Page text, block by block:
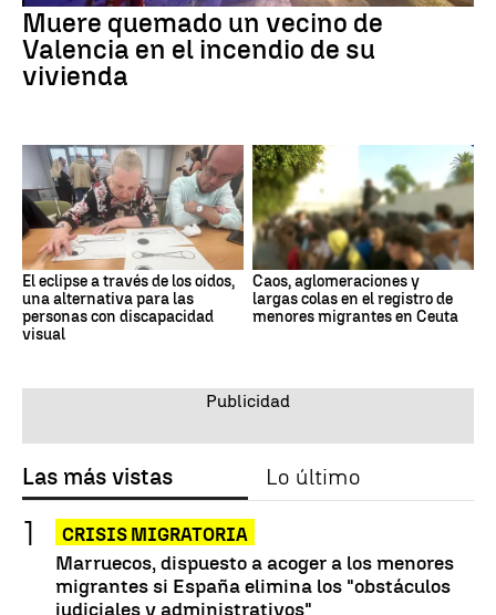
Muere quemado un vecino de
Valencia en el incendio de su
vivienda
El eclipse a través de los oídos,
una alternativa para las
personas con discapacidad
visual
Caos, aglomeraciones y
largas colas en el registro de
menores migrantes en Ceuta
Las más vistas Lo último
CRISIS MIGRATORIA
Marruecos, dispuesto a acoger a los menores
migrantes si España elimina los "obstáculos
judiciales y administrativos"